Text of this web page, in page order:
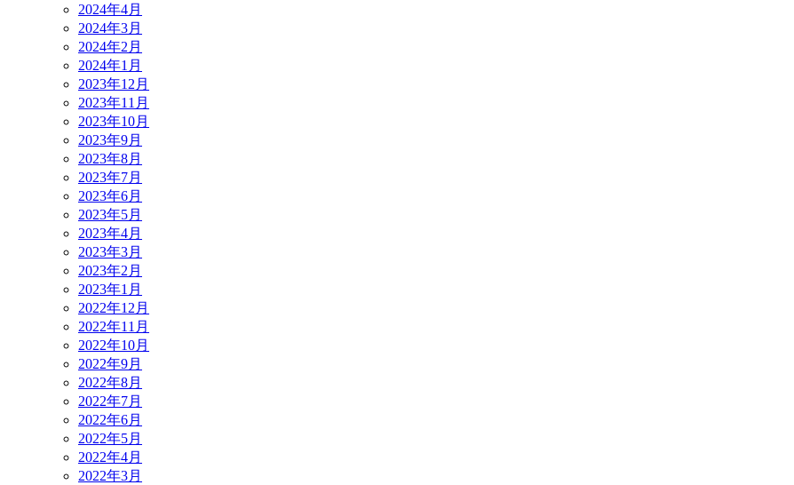
2024年4月
2024年3月
2024年2月
2024年1月
2023年12月
2023年11月
2023年10月
2023年9月
2023年8月
2023年7月
2023年6月
2023年5月
2023年4月
2023年3月
2023年2月
2023年1月
2022年12月
2022年11月
2022年10月
2022年9月
2022年8月
2022年7月
2022年6月
2022年5月
2022年4月
2022年3月